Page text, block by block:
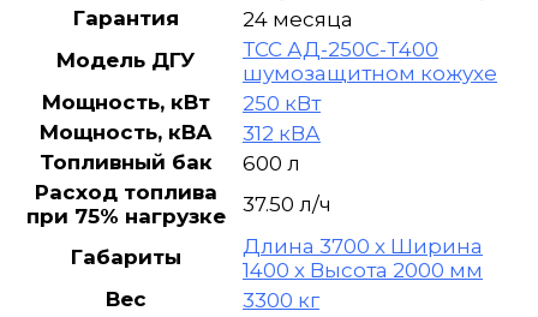
Гарантия
24 месяца
Модель ДГУ
ТСС АД-250С-Т400
шумозащитном кожухе
Мощность, кВт
250 кВт
Мощность, кВА
312 кВА
Топливный бак
600 л
Расход топлива
при 75% нагрузке
37.50 л/ч
Габариты
Длина 3700 х Ширина
1400 х Высота 2000 мм
Вес
3300 кг